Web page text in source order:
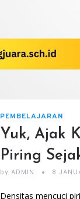
PEMBELAJARAN
Yuk, Ajak
Piring
by ADMIN 8
Densitas mencuci